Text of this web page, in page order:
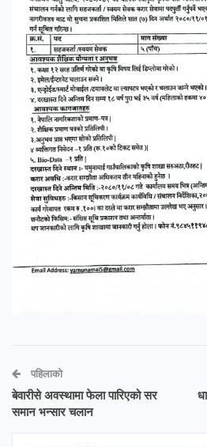
पहिलाको
बेवारीसे अवस्थामा फेला पारिएको सर
समान भन्सार चलान